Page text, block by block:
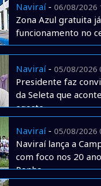
Naviraí- 06/08/2026
Zona Azul gratuita
funcionamento no
Naviraí- 05/08/2026
Presidente faz
da Seleta que
agosto
Naviraí- 05/08/2026
Naviraí lança a
com foco nos 20
Penha